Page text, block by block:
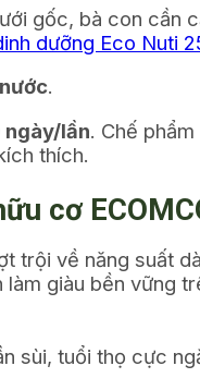
gốc, bà con cần
dưỡng Eco Nuti
.
ngày/lần. Chế
thích.
cơ
trội về năng suất
giàu bền vững
sùi, tuổi thọ cực